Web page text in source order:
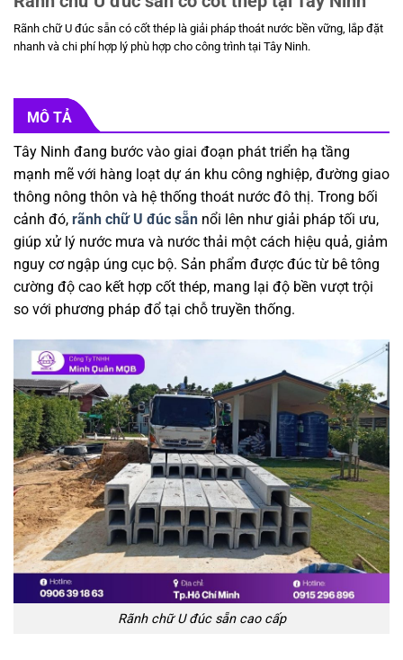
Rãnh chữ U đúc sẵn có cốt thép là giải pháp thoát nước bền vững, lắp đặt
nhanh và chi phí hợp lý phù hợp cho công trình tại Tây Ninh.
MÔ TẢ
Tây Ninh đang bước vào giai đoạn phát triển hạ tầng
mạnh mẽ với hàng loạt dự án khu công nghiệp, đường giao
thông nông thôn và hệ thống thoát nước đô thị. Trong bối
cảnh đó, rãnh chữ U đúc sẵn nổi lên như giải pháp tối ưu,
giúp xử lý nước mưa và nước thải một cách hiệu quả, giảm
nguy cơ ngập úng cục bộ. Sản phẩm được đúc từ bê tông
cường độ cao kết hợp cốt thép, mang lại độ bền vượt trội
so với phương pháp đổ tại chỗ truyền thống.
Rãnh chữ U đúc sẵn cao cấp